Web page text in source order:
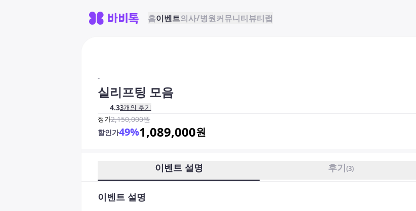
홈이벤트의사/병원커뮤니티뷰티랩
-
실리프팅 모음
4.33개의 후기
정가2,150,000원
할인가49%1,089,000원
이벤트 설명 후기(3)
이벤트 설명